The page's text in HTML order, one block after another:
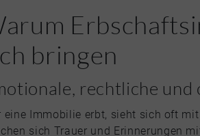
bringen
rechtliche
eine Immobilie erbt, sieht sich oft
sich Trauer und Erinnerungen